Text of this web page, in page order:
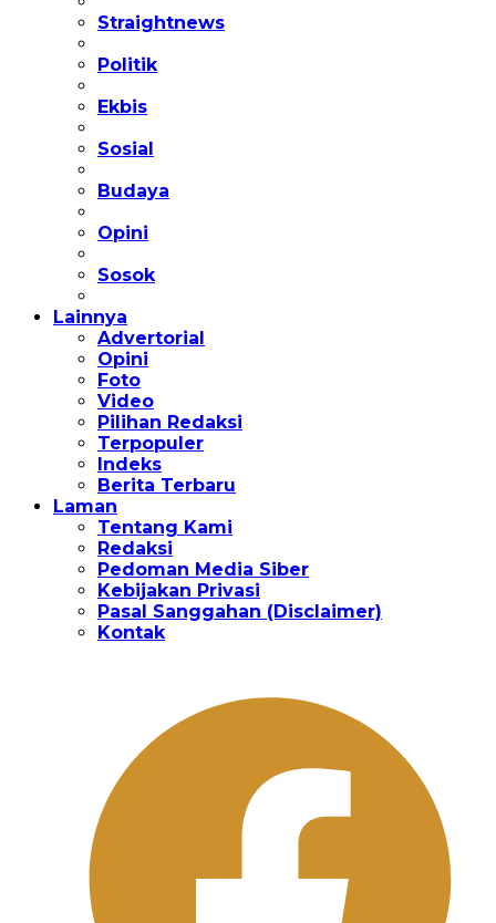
Straightnews
Politik
Ekbis
Sosial
Budaya
Opini
Sosok
Lainnya
Advertorial
Opini
Foto
Video
Pilihan Redaksi
Terpopuler
Indeks
Berita Terbaru
Laman
Tentang Kami
Redaksi
Pedoman Media Siber
Kebijakan Privasi
Pasal Sanggahan (Disclaimer)
Kontak